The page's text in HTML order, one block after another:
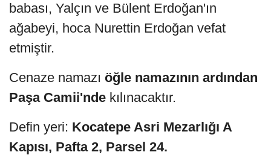
babası, Yalçın ve Bülent Erdoğan'ın
ağabeyi, hoca Nurettin Erdoğan vefat
etmiştir.
Cenaze namazı öğle namazının ardından
Paşa Camii'nde kılınacaktır.
Defin yeri: Kocatepe Asri Mezarlığı A
Kapısı, Pafta 2, Parsel 24.